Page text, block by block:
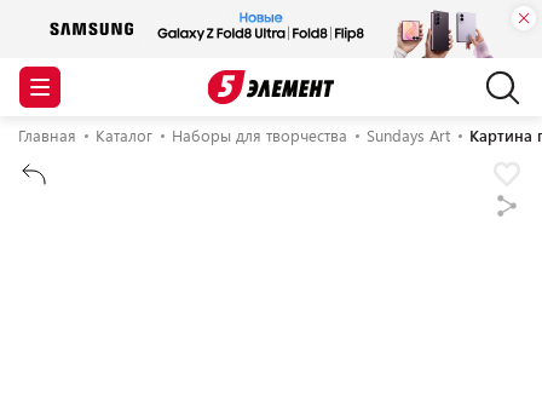
Главная Каталог Наборы для творчества Sundays Art Картина